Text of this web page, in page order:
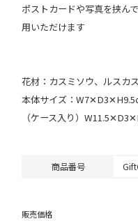
ポストカードや写真を挟ん
用いただけます
花材：カスミソウ、ルスカ
本体サイズ：W7✕D3✕H9.5
（ケース入り）
商品番号
販売価格